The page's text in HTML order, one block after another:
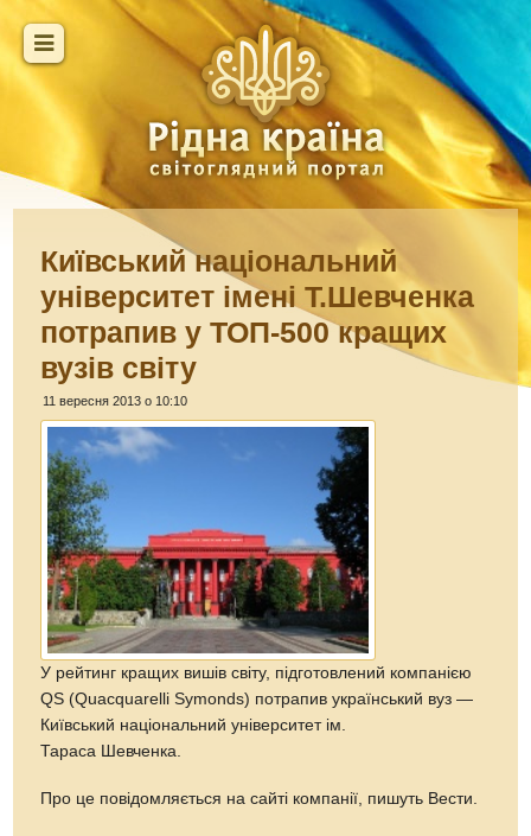
Київський національний
університет імені Т.Шевченка
потрапив у ТОП-500 кращих
вузів світу
11 вересня 2013 о 10:10
У рейтинг кращих вишів світу, підготовлений компанією
QS (Quacquarelli Symonds) потрапив український вуз —
Київський національний університет ім.
Тараса Шевченка.
Про це повідомляється на сайті компанії, пишуть Вести.